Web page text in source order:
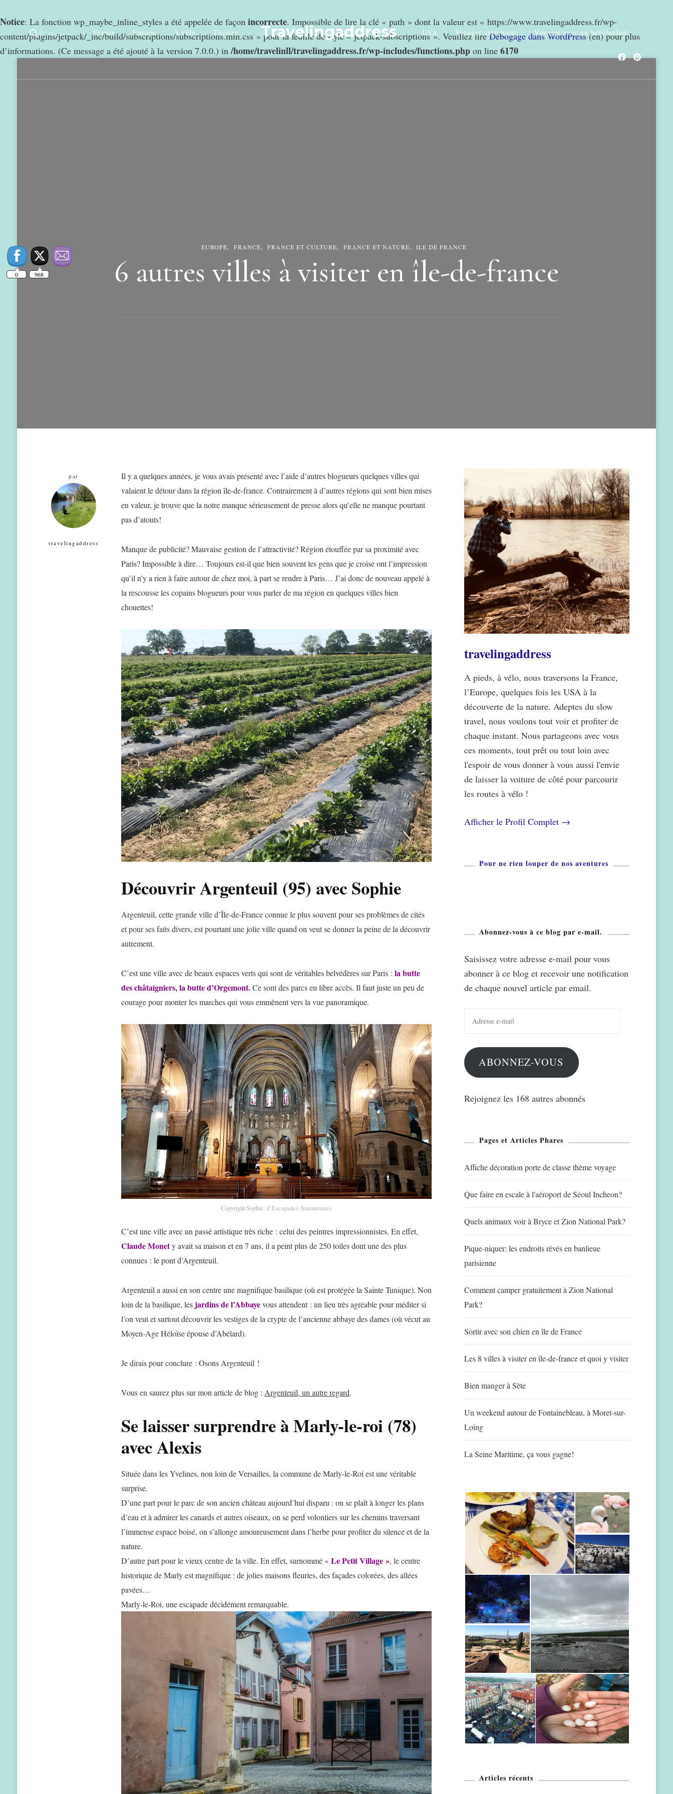
Notice: La fonction wp_maybe_inline_styles a été appelée de façon incorrecte. Impossible de lire la clé « path » dont la valeur est « https://www.travelingaddress.fr/wp-
content/plugins/jetpack/_inc/build/subscriptions/subscriptions.min.css » pour la feuille de style « jetpack-subscriptions ». Veuillez lireDébogage dans WordPress(en) pour plus
d’informations. (Ce message a été ajouté à la version 7.0.0.) in/home/travelinll/travelingaddress.fr/wp-includes/functions.php on line 6170
Rechercher France Europe A vélo Théâtre Travelingaddress USA Voyager autrement Voyager avec un bébé/enfant
EUROPE FRANCE FRANCE ET CULTURE FRANCE ET NATURE ILE DE FRANCE
6 autres villes à visiter en île-de-france
par
travelingaddress
Il y a quelques années, je vous avais présenté avec l’aide d’autres blogueurs quelques villes qui
valaient le détour dans la région île-de-france. Contrairement à d’autres régions qui sont bien mises
en valeur, je trouve que la notre manque sérieusement de presse alors qu’elle ne manque pourtant
pas d’atouts!
Manque de publicité? Mauvaise gestion de l’attractivité? Région étouffée par sa proximité avec
Paris? Impossible à dire… Toujours est-il que bien souvent les gens que je croise ont l’impression
qu’il n’y a rien à faire autour de chez moi, à part se rendre à Paris… J’ai donc de nouveau appelé à
la rescousse les copains blogueurs pour vous parler de ma région en quelques villes bien
chouettes!
Découvrir Argenteuil (95) avec Sophie
Argenteuil, cette grande ville d’Île-de-France connue le plus souvent pour ses problèmes de cités
et pour ses faits divers, est pourtant une jolie ville quand on veut se donner la peine de la découvrir
autrement.
C’est une ville avec de beaux espaces verts qui sont de véritables belvédères sur Paris : la butte
des châtaigniers, la butte d’Orgemont.Ce sont des parcs en libre accès. Il faut juste un peu de
courage pour monter les marches qui vous emmènent vers la vue panoramique.
Copyright:Sophie, d’Escapades Amoureuses
C’est une ville avec un passé artistique très riche : celui des peintres impressionnistes. En effet,
Claude Monety avait sa maison et en 7 ans, il a peint plus de 250 toiles dont une des plus
connues : le pont d’Argenteuil.
Argenteuil a aussi en son centre une magnifique basilique (où est protégée la Sainte Tunique). Non
loin de la basilique, les jardins de l’Abbayevous attendent : un lieu très agréable pour méditer si
l’on veut et surtout découvrir les vestiges de la crypte de l’ancienne abbaye des dames (où vécut au
Moyen-Age Héloïse épouse d’Abélard).
Je dirais pour conclure : Osons Argenteuil !
Vous en saurez plus sur mon article de blog : Argenteuil, un autre regard.
Se laisser surprendre à Marly-le-roi (78)
avec Alexis
Située dans les Yvelines, non loin de Versailles, la commune de Marly-le-Roi est une véritable
surprise.
D’une part pour le parc de son ancien château aujourd’hui disparu : on se plaît à longer les plans
d’eau et à admirer les canards et autres oiseaux, on se perd volontiers sur les chemins traversant
l’immense espace boisé, on s’allonge amoureusement dans l’herbe pour profiter du silence et de la
nature.
D’autre part pour le vieux centre de la ville. En effet, surnommé « Le Petit Village », le centre
historique de Marly est magnifique : de jolies maisons fleuries, des façades colorées, des allées
pavées…
Marly-le-Roi, une escapade décidément remarquable.
travelingaddress
A pieds, à vélo, nous traversons la France,
l’Europe, quelques fois les USA à la
découverte de la nature. Adeptes du slow
travel, nous voulons tout voir et profiter de
chaque instant. Nous partageons avec vous
ces moments, tout prêt ou tout loin avec
l'espoir de vous donner à vous aussi l'envie
de laisser la voiture de côté pour parcourir
les routes à vélo !
Afficher le Profil Complet →
Pour ne rien louper de nos aventures
Abonnez-vous à ce blog par e-mail.
Saisissez votre adresse e-mail pour vous
abonner à ce blog et recevoir une notification
de chaque nouvel article par email.
mail
ABONNEZ-VOUS
Rejoignez les 168 autres abonnés
Pages et Articles Phares
Affiche décoration porte de classe thème voyage
Que faire en escale à l'aéroport de Séoul Incheon?
Quels animaux voir à Bryce et Zion National Park?
Pique-niquer: les endroits rêvés en banlieue
parisienne
Comment camper gratuitement à Zion National
Park?
Sortir avec son chien en île de France
Les 8 villes à visiter en île-de-france et quoi y visiter
Bien manger à Sète
Un weekend autour de Fontainebleau, à Moret-sur-
Loing
La Seine Maritime, ça vous gagne!
Articles récents